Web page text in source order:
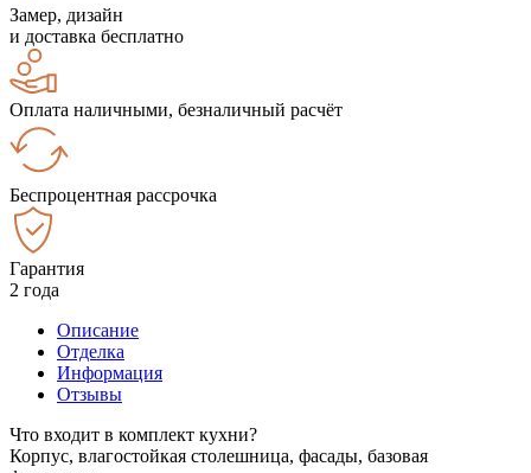
Замер, дизайн
и доставка бесплатно
Оплата наличными, безналичный расчёт
Беспроцентная рассрочка
Гарантия
2 года
Описание
Отделка
Информация
Отзывы
Что входит в комплект кухни?
Корпус, влагостойкая столешница, фасады, базовая